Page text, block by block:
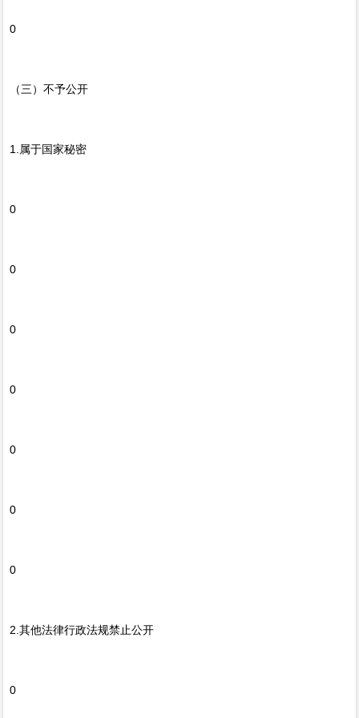
0
（三）不予公开
1.属于国家秘密
0
0
0
0
0
0
0
2.其他法律行政法规禁止公开
0